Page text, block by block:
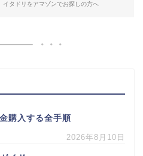
イタドリをアマゾンでお探しの方へ
購入する全手順
2026年8月10日